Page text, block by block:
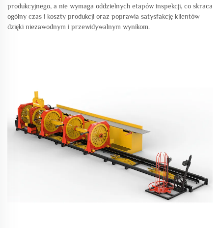
produkcyjnego, a nie wymaga oddzielnych etapów inspekcji, co skraca
ogólny czas i koszty produkcji oraz poprawia satysfakcję klientów
dzięki niezawodnym i przewidywalnym wynikom.